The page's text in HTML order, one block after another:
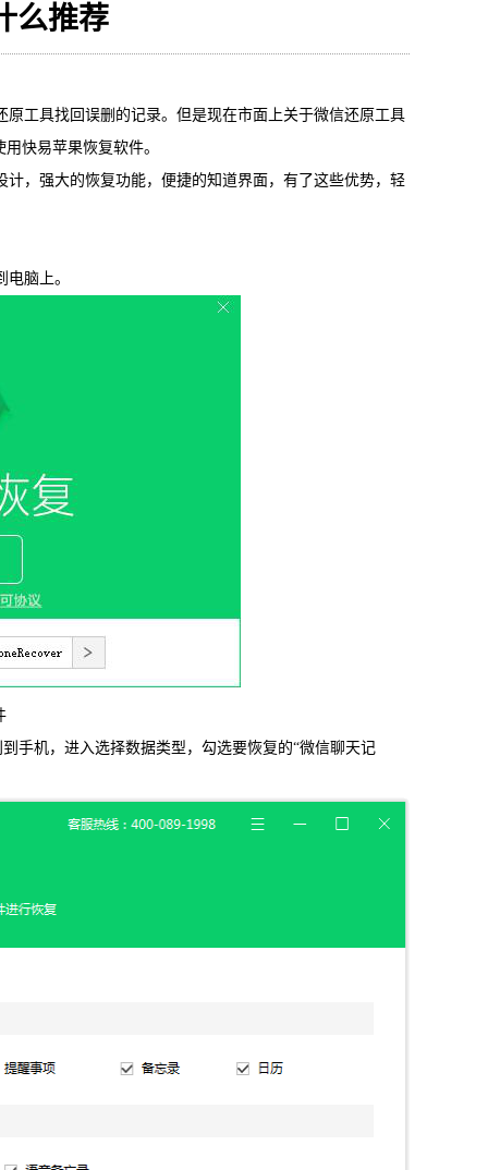
恢复大师
iPad数据轻松恢复
恢复大师
通话记录等各种手机资料
么推荐
工具找回误删的记录。但是现在市面上关于微信还原工具
快易苹果恢复软件。
强大的恢复功能，便捷的知道界面，有了这些优势，轻
脑上。
手机，进入选择数据类型，勾选要恢复的“微信聊天记